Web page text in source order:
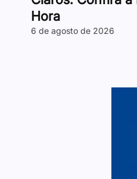
Hora
6 de agosto de 2026